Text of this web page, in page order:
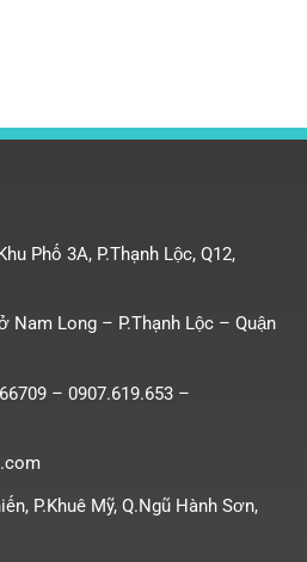
Phố 3A, P.Thạnh Lộc, Q12,
Nam Long – P.Thạnh Lộc – Quận
– 0907.619.653 –
P.Khuê Mỹ, Q.Ngũ Hành Sơn,